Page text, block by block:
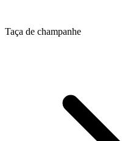
Taça de champanhe